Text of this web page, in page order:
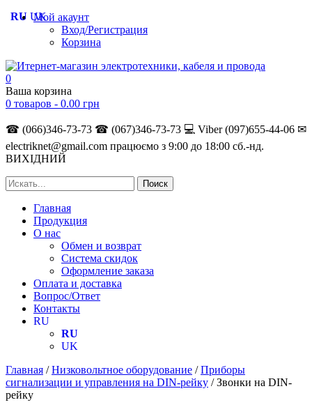
Мой акаунт
Вход/Регистрация
Корзина
0
Ваша корзина
0 товаров - 0.00 грн
☎ (066)346-73-73 ☎ (067)346-73-73 💻 Viber (097)655-44-06 ✉
electriknet@gmail.com працюємо з 9:00 до 18:00 сб.-нд.
ВИХІДНИЙ
Главная
Продукция
О нас
Обмен и возврат
Система скидок
Оформление заказа
Оплата и доставка
Вопрос/Ответ
Контакты
RU
RU
UK
Главная /Низковольтное оборудование /Приборы
сигнализации и управления на DIN-рейку / Звонки на DIN-
рейку
RU UK